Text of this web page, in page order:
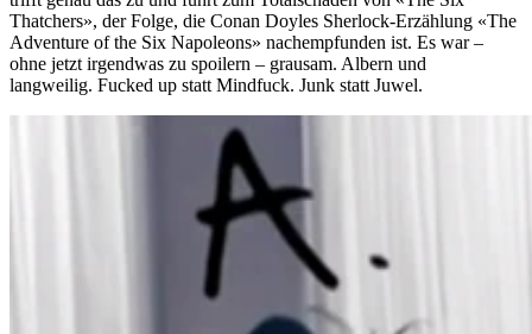
Thatchers», der Folge, die Conan Doyles Sherlock-Erzählung «The
Adventure of the Six Napoleons» nachempfunden ist. Es war –
ohne jetzt irgendwas zu spoilern – grausam. Albern und
langweilig. Fucked up statt Mindfuck. Junk statt Juwel.